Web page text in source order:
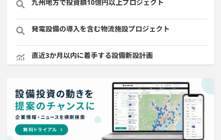
九州地方で投資額10億円以上プロジェクト
発電設備の導入を含む物流施設プロジェクト
直近3か月以内に着手する設備新設計画
関東地方で投資額10億円以上プロジェクト
直近3か月以内に完了する設備新設計画
食品卸に関するプロジェクト